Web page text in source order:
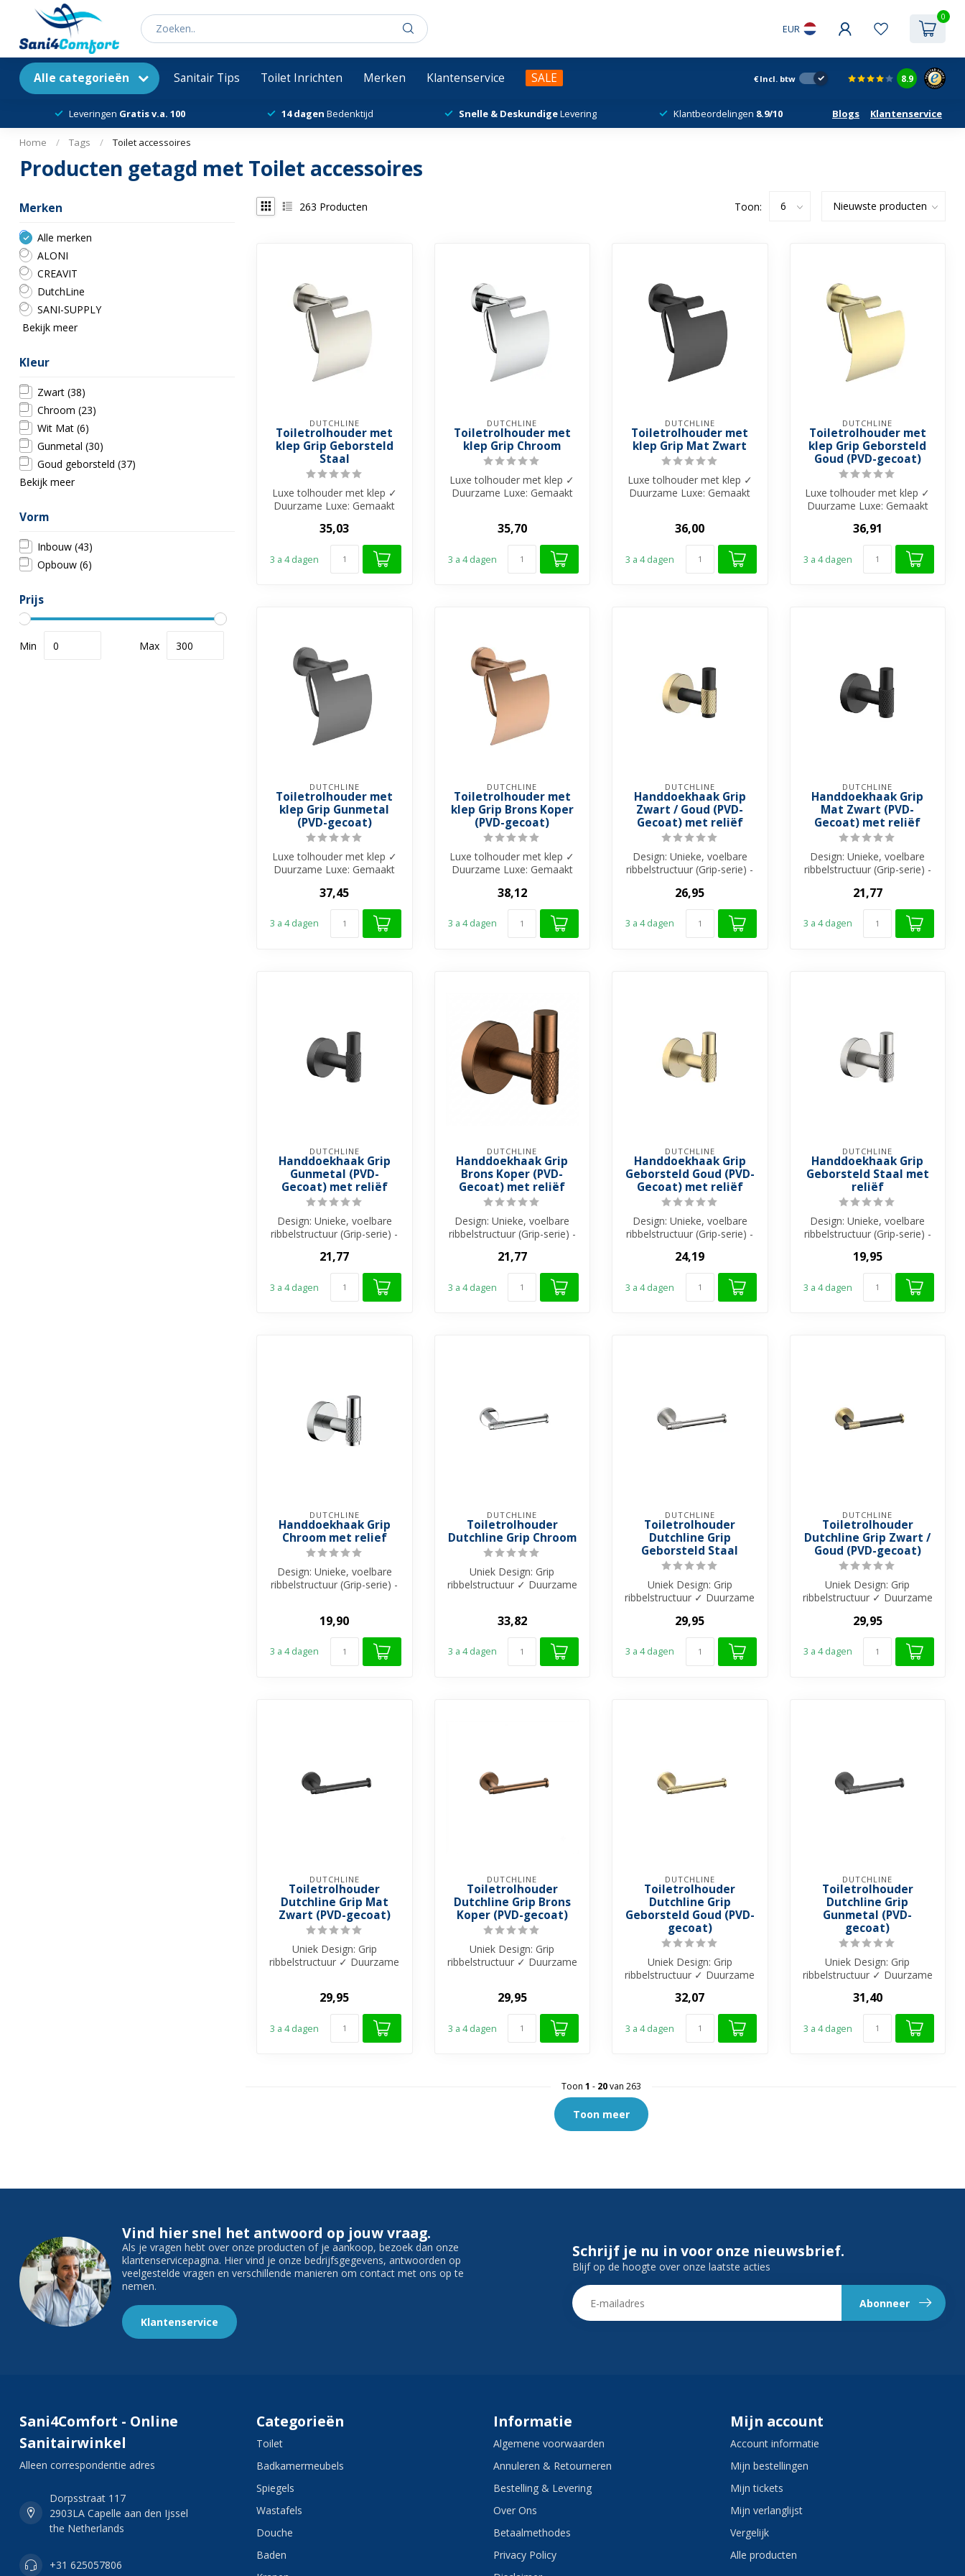
EUR
0
Alle categorieën Sanitair Tips Toilet Inrichten Merken Klantenservice SALE € Incl. btw 8.9
Leveringen Gratis v.a. 100 14 dagen Bedenktijd Snelle & DeskundigeLevering Klantbeordelingen 8.9/10 Blogs Klantenservice
Home / Tags / Toilet accessoires
Producten getagd met Toilet accessoires
Merken
Alle merken
ALONI
CREAVIT
DutchLine
SANI-SUPPLY
Bekijk meer
Kleur
Zwart (38)
Chroom (23)
Wit Mat (6)
Gunmetal (30)
Goud geborsteld (37)
Bekijk meer
Vorm
Inbouw (43)
Opbouw (6)
Prijs
Min Max
263 Producten Toon:
DUTCHLINE
Toiletrolhouder met
klep Grip Geborsteld
Staal
Luxe tolhouder met klep ✓
Duurzame Luxe: Gemaakt
Functioneel ...
35,03
3 a 4 dagen
DUTCHLINE
Toiletrolhouder met
klep Grip Chroom
Luxe tolhouder met klep ✓
Duurzame Luxe: Gemaakt
35,70
3 a 4 dagen
DUTCHLINE
Toiletrolhouder met
klep Grip Mat Zwart
Luxe tolhouder met klep ✓
Duurzame Luxe: Gemaakt
36,00
3 a 4 dagen
DUTCHLINE
Toiletrolhouder met
klep Grip Geborsteld
Goud (PVD-gecoat)
Luxe tolhouder met klep ✓
Duurzame Luxe: Gemaakt
PVD-coatin...
36,91
3 a 4 dagen
DUTCHLINE
Toiletrolhouder met
klep Grip Gunmetal
(PVD-gecoat)
Luxe tolhouder met klep ✓
Duurzame Luxe: Gemaakt
PVD-coatin...
37,45
3 a 4 dagen
DUTCHLINE
Toiletrolhouder met
klep Grip Brons Koper
(PVD-gecoat)
Luxe tolhouder met klep ✓
Duurzame Luxe: Gemaakt
PVD-coatin...
38,12
3 a 4 dagen
DUTCHLINE
Handdoekhaak Grip
Zwart / Goud (PVD-
Gecoat) met reliëf
Design: Unieke, voelbare
ribbelstructuur (Grip-serie) -
26,95
3 a 4 dagen
DUTCHLINE
Handdoekhaak Grip
Mat Zwart (PVD-
Gecoat) met reliëf
Design: Unieke, voelbare
ribbelstructuur (Grip-serie) -
21,77
3 a 4 dagen
DUTCHLINE
Handdoekhaak Grip
Gunmetal (PVD-
Gecoat) met reliëf
Design: Unieke, voelbare
ribbelstructuur (Grip-serie) -
21,77
3 a 4 dagen
DUTCHLINE
Handdoekhaak Grip
Brons Koper (PVD-
Gecoat) met reliëf
Design: Unieke, voelbare
ribbelstructuur (Grip-serie) -
21,77
3 a 4 dagen
DUTCHLINE
Handdoekhaak Grip
Geborsteld Goud (PVD-
Gecoat) met reliëf
Design: Unieke, voelbare
ribbelstructuur (Grip-serie) -
24,19
3 a 4 dagen
DUTCHLINE
Handdoekhaak Grip
Geborsteld Staal met
reliëf
Design: Unieke, voelbare
ribbelstructuur (Grip-serie) -
19,95
3 a 4 dagen
DUTCHLINE
Handdoekhaak Grip
Chroom met relief
Design: Unieke, voelbare
ribbelstructuur (Grip-serie) -
19,90
3 a 4 dagen
DUTCHLINE
Toiletrolhouder
Dutchline Grip Chroom
Uniek Design: Grip
ribbelstructuur ✓ Duurzame
33,82
3 a 4 dagen
DUTCHLINE
Toiletrolhouder
Dutchline Grip
Geborsteld Staal
Uniek Design: Grip
ribbelstructuur ✓ Duurzame
duurzaam RVS ✓ F...
29,95
3 a 4 dagen
DUTCHLINE
Toiletrolhouder
Dutchline Grip Zwart /
Goud (PVD-gecoat)
Uniek Design: Grip
ribbelstructuur ✓ Duurzame
duurzaam RVS met...
29,95
3 a 4 dagen
DUTCHLINE
Toiletrolhouder
Dutchline Grip Mat
Zwart (PVD-gecoat)
Uniek Design: Grip
ribbelstructuur ✓ Duurzame
29,95
3 a 4 dagen
DUTCHLINE
Toiletrolhouder
Dutchline Grip Brons
Koper (PVD-gecoat)
Uniek Design: Grip
ribbelstructuur ✓ Duurzame
29,95
3 a 4 dagen
DUTCHLINE
Toiletrolhouder
Dutchline Grip
Geborsteld Goud (PVD-
gecoat)
Uniek Design: Grip
ribbelstructuur ✓ Duurzame
duurzaam RVS met...
32,07
3 a 4 dagen
DUTCHLINE
Toiletrolhouder
Dutchline Grip
Gunmetal (PVD-
gecoat)
Uniek Design: Grip
ribbelstructuur ✓ Duurzame
duurzaam RVS met...
31,40
3 a 4 dagen
Toon 1 - 20van 263
Toon meer
Vind hier snel het antwoord op jouw vraag.
Als je vragen hebt over onze producten of je aankoop, bezoek dan onze
klantenservicepagina. Hier vind je onze bedrijfsgegevens, antwoorden op
veelgestelde vragen en verschillende manieren om contact met ons op te
nemen.
Klantenservice
Schrijf je nu in voor onze nieuwsbrief.
Blijf op de hoogte over onze laatste acties
Abonneer
Sani4Comfort - Online
Sanitairwinkel
Alleen correspondentie adres
Dorpsstraat 117
2903LA Capelle aan den Ijssel
the Netherlands
+31 625057806
Categorieën
Toilet
Badkamermeubels
Spiegels
Wastafels
Douche
Baden
Informatie
Algemene voorwaarden
Annuleren & Retourneren
Bestelling & Levering
Over Ons
Betaalmethodes
Privacy Policy
Mijn account
Account informatie
Mijn bestellingen
Mijn tickets
Mijn verlanglijst
Vergelijk
Alle producten